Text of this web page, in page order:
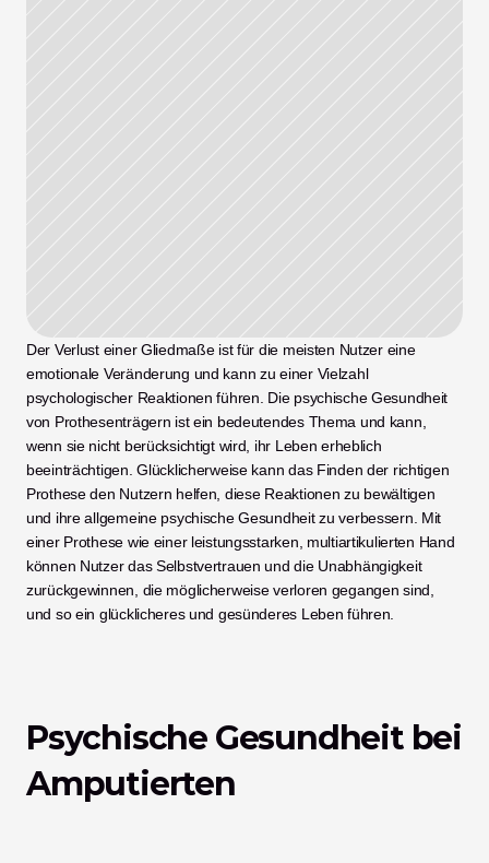
Der Verlust einer Gliedmaße ist für die meisten Nutzer eine
emotionale Veränderung und kann zu einer Vielzahl
psychologischer Reaktionen führen. Die psychische Gesundheit
von Prothesenträgern ist ein bedeutendes Thema und kann,
wenn sie nicht berücksichtigt wird, ihr Leben erheblich
beeinträchtigen. Glücklicherweise kann das Finden der richtigen
Prothese den Nutzern helfen, diese Reaktionen zu bewältigen
und ihre allgemeine psychische Gesundheit zu verbessern. Mit
einer Prothese wie einer leistungsstarken, multiartikulierten Hand
können Nutzer das Selbstvertrauen und die Unabhängigkeit
zurückgewinnen, die möglicherweise verloren gegangen sind,
und so ein glücklicheres und gesünderes Leben führen.
Psychische Gesundheit bei
Amputierten